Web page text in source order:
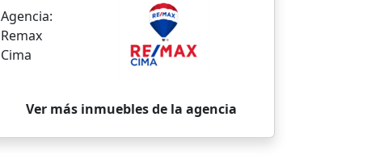
Agencia:
Remax
Cima
Ver más inmuebles de la agencia